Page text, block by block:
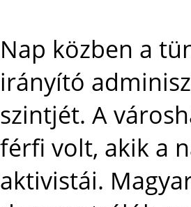
Nap közben a
irányító
szintjét. A
férfi volt, akik a
aktivistái.